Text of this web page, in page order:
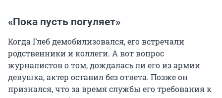
«Пока пусть погуляет»
Когда Глеб демобилизовался, его встречали
родственники и коллеги. А вот вопрос
журналистов о том, дождалась ли его из армии
девушка, актер оставил без ответа. Позже он
признался, что за время службы его требования к